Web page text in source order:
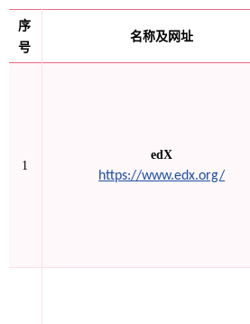
序
号
名称及网址
1
edX
https://www.edx.org/